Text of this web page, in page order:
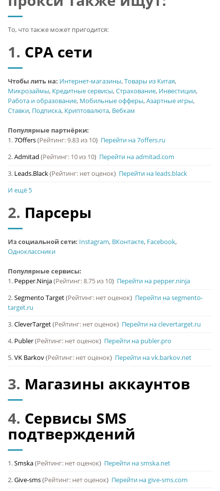
То, что также может пригодится:
1. CPA сети
Чтобы лить на: Интернет-магазины,Товары из Китая,
Микрозаймы, Кредитные сервисы,Страхование, Инвестиции,
Работа и образование, Мобильные офферы,Азартные игры,
Ставки, Подписка, Криптовалюта, Вебкам
Популярные партнёрки:
1.7Offers(Рейтинг: 9.83 из 10) Перейти на 7offers.ru
2.Admitad (Рейтинг: 10 из 10) Перейти на admitad.com
3. Leads.Black(Рейтинг: нет оценок) Перейти на leads.black
И ещё 5
2. Парсеры
Из социальной сети: Instagram, ВКонтакте, Facebook,
Одноклассники
Популярные сервисы:
1. Pepper.Ninja(Рейтинг: 8.75 из 10) Перейти на pepper.ninja
2.Segmento Target(Рейтинг: нет оценок) Перейти на segmento-
target.ru
3.CleverTarget(Рейтинг: нет оценок) Перейти на clevertarget.ru
4. Publer(Рейтинг: нет оценок) Перейти на publer.pro
5.VK Barkov(Рейтинг: нет оценок) Перейти на vk.barkov.net
3. Магазины аккаунтов
4. Сервисы SMS
подтверждений
1.Smska(Рейтинг: нет оценок) Перейти на smska.net
2.Give-sms(Рейтинг: нет оценок) Перейти на give-sms.com